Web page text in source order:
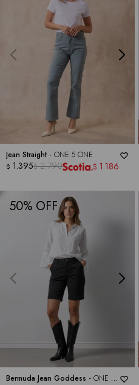
Jean Straight - ONE 5 ONE
$ 1.395$ 2.790 $ 1.186
50
Bermuda Jean Goddess - ONE 5